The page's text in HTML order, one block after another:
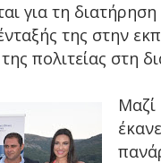
για τη
της στην
πολιτείας στη